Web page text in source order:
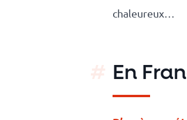
chaleureux…
En